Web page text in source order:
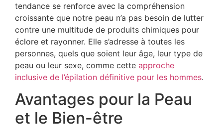
tendance se renforce avec la compréhension
croissante que notre peau n’a pas besoin de lutter
contre une multitude de produits chimiques pour
éclore et rayonner. Elle s’adresse à toutes les
personnes, quels que soient leur âge, leur type de
peau ou leur sexe, comme cette approche
inclusive de l’épilation définitive pour les hommes.
Avantages pour la Peau
et le Bien-être